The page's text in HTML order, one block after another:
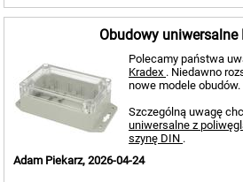
Obudowy uniwersalne
Polecamy państwa
Kradex . Niedawno
nowe modele obudów.
Szczególną uwagę
uniwersalne z
szynę DIN .
Adam Piekarz, 2026-04-24